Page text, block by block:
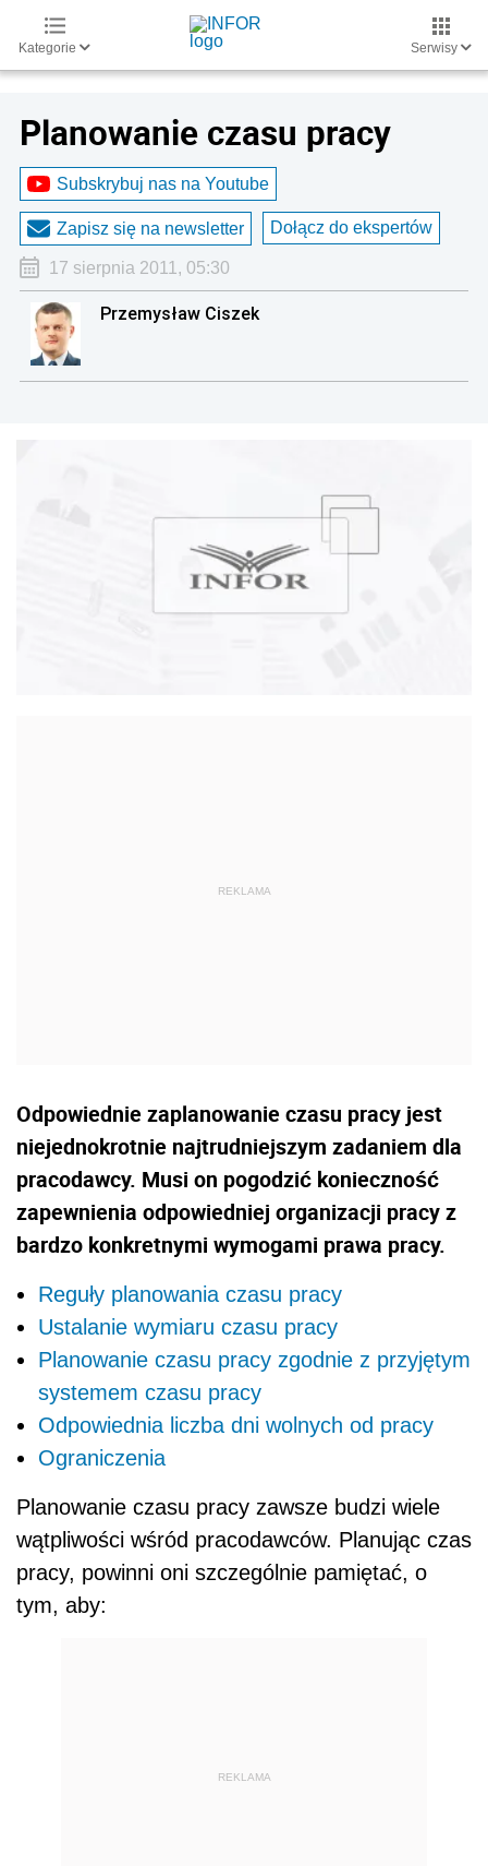
Kategorie Serwisy
Planowanie czasu pracy
Subskrybuj nas na Youtube
Zapisz się na newsletter Dołącz do ekspertów
17 sierpnia 2011, 05:30
Przemysław Ciszek
Odpowiednie zaplanowanie czasu pracy jest
niejednokrotnie najtrudniejszym zadaniem dla
pracodawcy. Musi on pogodzić konieczność
zapewnienia odpowiedniej organizacji pracy z
bardzo konkretnymi wymogami prawa pracy.
Reguły planowania czasu pracy
Ustalanie wymiaru czasu pracy
Planowanie czasu pracy zgodnie z przyjętym
systemem czasu pracy
Odpowiednia liczba dni wolnych od pracy
Ograniczenia
Planowanie czasu pracy zawsze budzi wiele
wątpliwości wśród pracodawców. Planując czas
pracy, powinni oni szczególnie pamiętać, o
tym, aby:
REKLAMA